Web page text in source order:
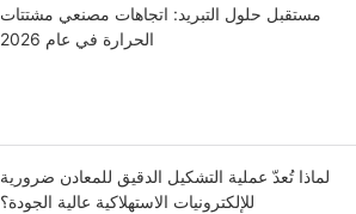
مستقبل حلول التبريد: اتجاهات مصنعي مشتتات
الحرارة في عام 2026
لماذا تُعدّ عملية التشكيل الدقيق للمعادن ضرورية
للإلكترونيات الاستهلاكية عالية الجودة؟